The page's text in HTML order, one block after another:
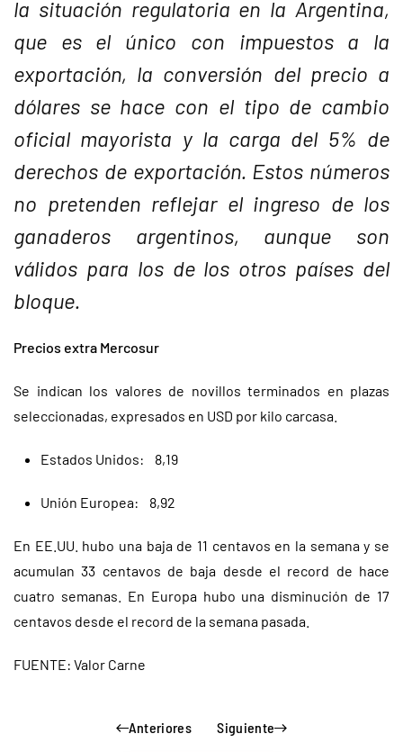
la situación regulatoria en la Argentina,
que es el único con impuestos a la
exportación, la conversión del precio a
dólares se hace con el tipo de cambio
oficial mayorista y la carga del 5% de
derechos de exportación. Estos números
no pretenden reflejar el ingreso de los
ganaderos argentinos, aunque son
válidos para los de los otros países del
bloque.
Precios extra Mercosur
Se indican los valores de novillos terminados en plazas
seleccionadas, expresados en USD por kilo carcasa.
Estados Unidos: 8,19
Unión Europea: 8,92
En EE.UU. hubo una baja de 11 centavos en la semana y se
acumulan 33 centavos de baja desde el record de hace
cuatro semanas. En Europa hubo una disminución de 17
centavos desde el record de la semana pasada.
FUENTE: Valor Carne
Anteriores Siguiente